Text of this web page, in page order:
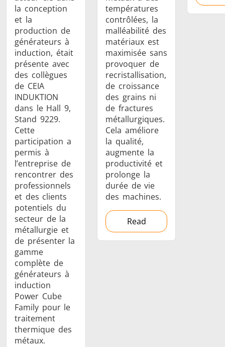
Énergie verte Fil et câble
Outils
métalliques
Semi-
conducteurs
la conception
et la
production de
générateurs à
induction, était
présente avec
des collègues
de CEIA
INDUKTION
dans le Hall 9,
Stand 9229.
Cette
participation a
permis à
l’entreprise de
rencontrer des
professionnels
et des clients
potentiels du
secteur de la
métallurgie et
de présenter la
gamme
complète de
générateurs à
induction
Power Cube
Family pour le
traitement
thermique des
métaux.
températures
contrôlées, la
malléabilité des
matériaux est
maximisée sans
provoquer de
recristallisation,
de croissance
des grains ni
de fractures
métallurgiques.
Cela améliore
la qualité,
augmente la
productivité et
prolonge la
durée de vie
des machines.
Read